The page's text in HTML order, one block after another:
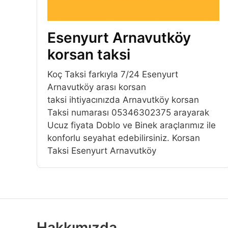
Esenyurt Arnavutköy
korsan taksi
Koç Taksi farkıyla 7/24 Esenyurt
Arnavutköy arası korsan
taksi ihtiyacınızda Arnavutköy korsan
Taksi numarası 05346302375 arayarak
Ucuz fiyata Doblo ve Binek araçlarımız ile
konforlu seyahat edebilirsiniz. Korsan
Taksi Esenyurt Arnavutköy